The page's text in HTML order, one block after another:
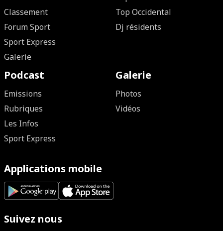
Classement
Forum Sport
Sport Express
Galerie
Top Occidental
Dj résidents
Podcast
Emissions
Rubriques
Les Infos
Sport Express
Galerie
Photos
Vidéos
Applications mobile
Suivez nous